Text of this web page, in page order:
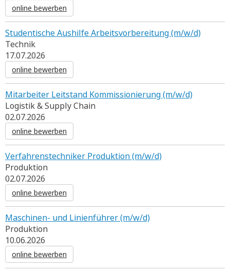
online bewerben
Studentische Aushilfe Arbeitsvorbereitung (m/w/d)
Technik
17.07.2026
online bewerben
Mitarbeiter Leitstand Kommissionierung (m/w/d)
Logistik & Supply Chain
02.07.2026
online bewerben
Verfahrenstechniker Produktion (m/w/d)
Produktion
02.07.2026
online bewerben
Maschinen- und Linienführer (m/w/d)
Produktion
10.06.2026
online bewerben